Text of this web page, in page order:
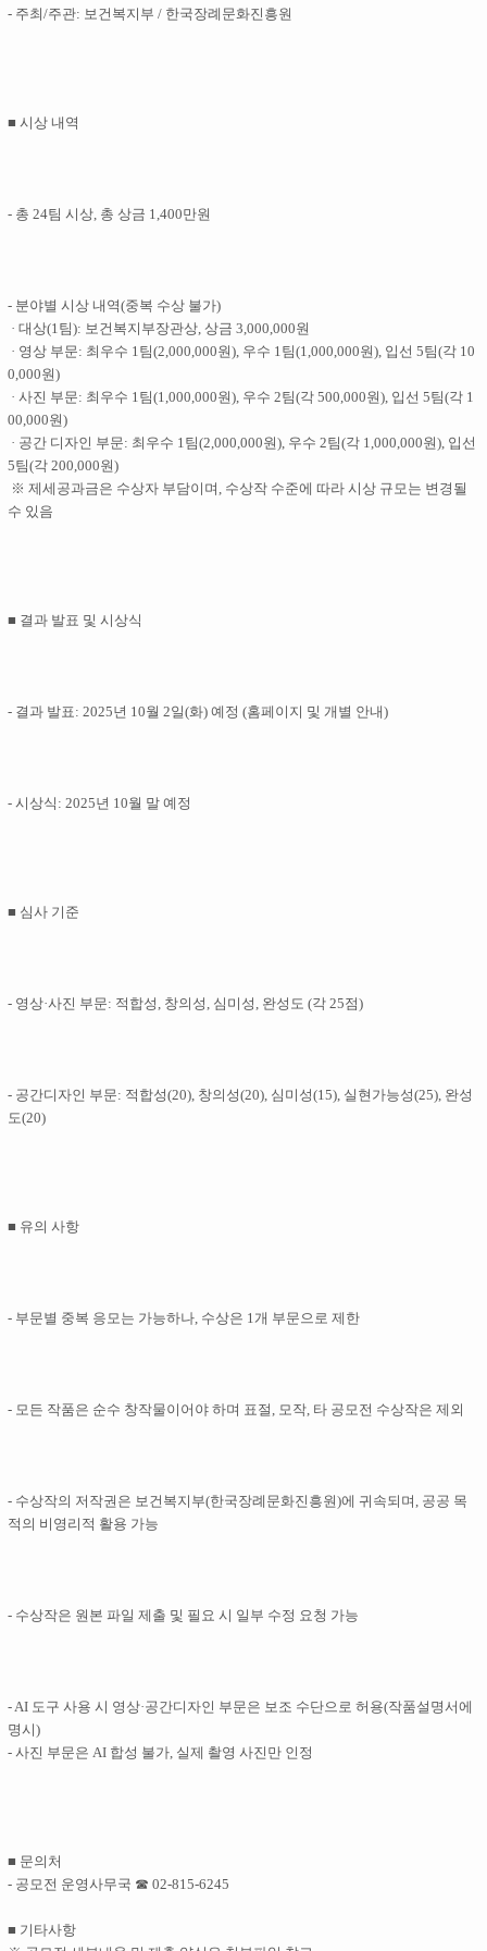
- 주최/주관: 보건복지부 / 한국장례문화진흥원
■ 시상 내역
- 총 24팀 시상, 총 상금 1,400만원
- 분야별 시상 내역(중복 수상 불가)
· 대상(1팀): 보건복지부장관상, 상금 3,000,000원
· 영상 부문: 최우수 1팀(2,000,000원), 우수 1팀(1,000,000원), 입선 5팀(각 10
0,000원)
· 사진 부문: 최우수 1팀(1,000,000원), 우수 2팀(각 500,000원), 입선 5팀(각 1
00,000원)
· 공간 디자인 부문: 최우수 1팀(2,000,000원), 우수 2팀(각 1,000,000원), 입선
5팀(각 200,000원)
※ 제세공과금은 수상자 부담이며, 수상작 수준에 따라 시상 규모는 변경될
수 있음
■ 결과 발표 및 시상식
- 결과 발표: 2025년 10월 2일(화) 예정 (홈페이지 및 개별 안내)
- 시상식: 2025년 10월 말 예정
■ 심사 기준
- 영상·사진 부문: 적합성, 창의성, 심미성, 완성도 (각 25점)
- 공간디자인 부문: 적합성(20), 창의성(20), 심미성(15), 실현가능성(25), 완성
도(20)
■ 유의 사항
- 부문별 중복 응모는 가능하나, 수상은 1개 부문으로 제한
- 모든 작품은 순수 창작물이어야 하며 표절, 모작, 타 공모전 수상작은 제외
- 수상작의 저작권은 보건복지부(한국장례문화진흥원)에 귀속되며, 공공 목
적의 비영리적 활용 가능
- 수상작은 원본 파일 제출 및 필요 시 일부 수정 요청 가능
- AI 도구 사용 시 영상·공간디자인 부문은 보조 수단으로 허용(작품설명서에
명시)
- 사진 부문은 AI 합성 불가, 실제 촬영 사진만 인정
■ 문의처
- 공모전 운영사무국 ☎ 02-815-6245
■ 기타사항